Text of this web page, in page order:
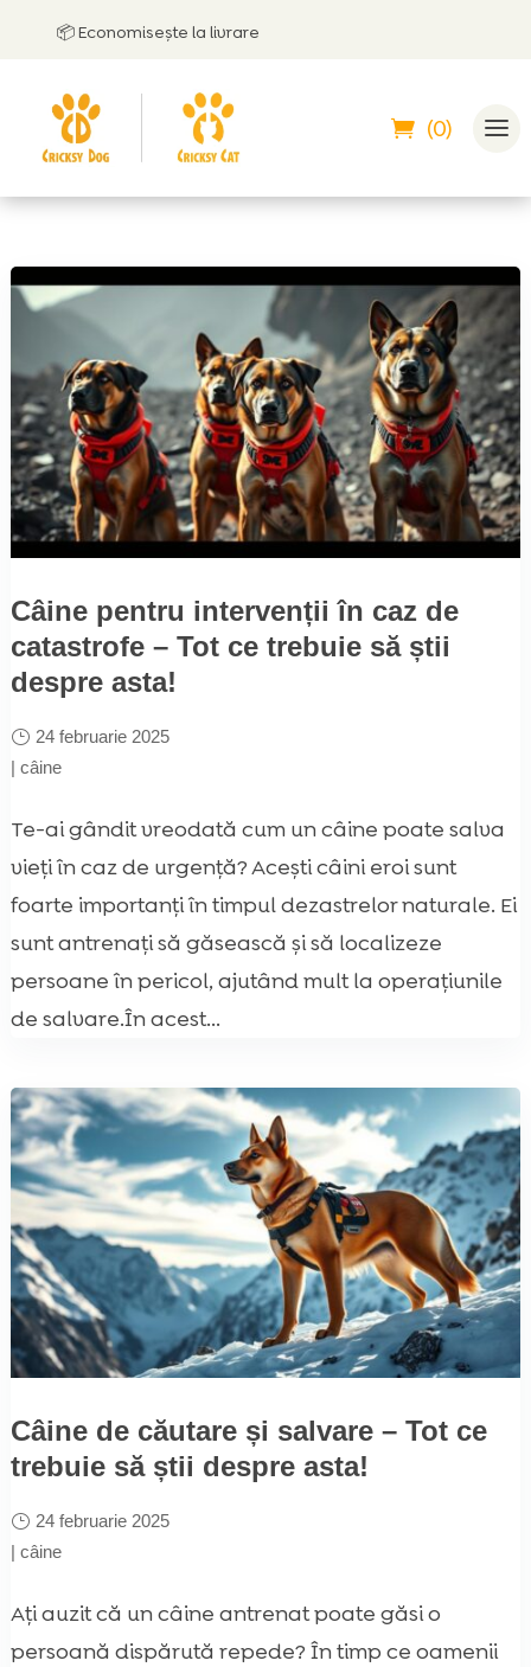
Economisește la livrare
(0)
Câine pentru intervenții în caz de
catastrofe – Tot ce trebuie să știi
despre asta!
24 februarie 2025
| câine
Te-ai gândit vreodată cum un câine poate salva
vieți în caz de urgență? Acești câini eroi sunt
foarte importanți în timpul dezastrelor naturale. Ei
sunt antrenați să găsească și să localizeze
persoane în pericol, ajutând mult la operațiunile
de salvare.În acest...
Câine de căutare și salvare – Tot ce
trebuie să știi despre asta!
24 februarie 2025
| câine
Ați auzit că un câine antrenat poate găsi o
persoană dispărută repede? În timp ce oamenii